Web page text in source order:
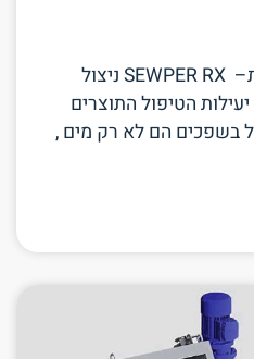
טיפול בשפכים באמצעות– SEWPER RX ניצול
הטיפול התוצרים
בשפכים הם לא רק מים ,